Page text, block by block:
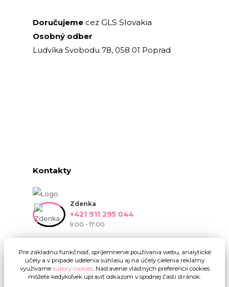
Doručujeme cez GLS Slovakia
Osobný odber
Ludvíka Svobodu 78, 058 01 Poprad
Kontakty
Zdenka
+421 911 295 044
9:00 - 17:00
Pre základnú funkčnosť, spríjemnenie používania webu, analytické
účely a v prípade udelenia súhlasu aj na účely cielenia reklamy
využívame súbory cookies. Nastavenie vlastných preferencií cookies
môžete kedykoľvek upraviť odkazom v spodnej časti stránok.